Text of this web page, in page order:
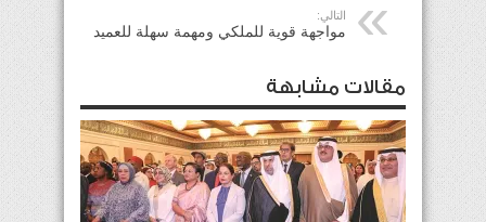
التالي:
مواجهة قوية للملكي ومهمة سهلة للعميد
مقالات مشابهة